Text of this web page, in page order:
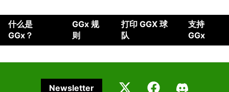
什么是
GGx？
GGx 规
则
打印 GGX 球
队
支持
GGx
Newsletter